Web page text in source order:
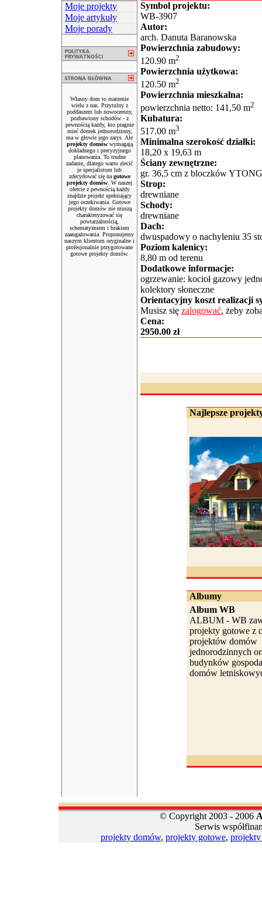
Moje projekty
Moje artykuły
Moje porady
Własny dom to marzenie
wielu z nas. Przytulny z
poddaszem lub nowoczesny,
pozbawiony schodów - z
pewnością każdy, kto pragnie
mieć domek jednorodzinny,
ma w głowie jego zarys. Ale
projekty domówwymagają
dokładnego i precyzyjnego
planowania. To trudne
zadanie, dlatego warto zlecić
je specjalistom lub
zdecydować się na gotowe
projekty domów . W naszej
ofercie z pewnością każdy
znajdzie projekt spełniający
jego oczekiwania. Gotowe
projekty domów nie muszą
charakteryzować się
powtarzalnością,
schematyzmem i brakiem
zaangażowania. Proponujemy
naszym klientom oryginalne i
profesjonalnie przygotowane
gotowe projekty domów.
Symbol projektu:
WB-3907
Autor:
arch. Danuta Baranowska
Powierzchnia zabudowy:
120.90 m2
Powierzchnia użytkowa:
120.50 m2
Powierzchnia mieszkalna:
powierzchnia netto: 141,50 m2
Kubatura:
517.00 m3
Minimalna szerokość działki:
18,20 x 19,63 m
Ściany zewnętrzne:
gr. 36,5 cm z bloczków YTONG
Strop:
drewniane
Schody:
drewniane
Dach:
dwuspadowy o nachyleniu 35
Poziom kalenicy:
8,80 m od terenu
Dodatkowe informacje:
ogrzewanie: kocioł gazowy
kolektory słoneczne
Orientacyjny koszt realizacji
Musisz się zalogować, żeby
Cena:
2950.00 zł
Najlepsze
Albumy
Album WB
ALBUM - WB
projekty gotowe z
projektów domów
jednorodzinnych
budynków
domów
© Copyright 2003 - 2006
Serwis
projekty domów, projekty gotowe,